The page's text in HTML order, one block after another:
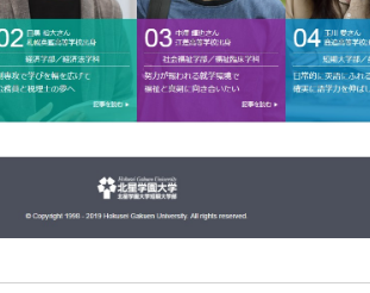
進学相談会
就職・キャリア
就職・キャリア
キャリアデザインプログラム